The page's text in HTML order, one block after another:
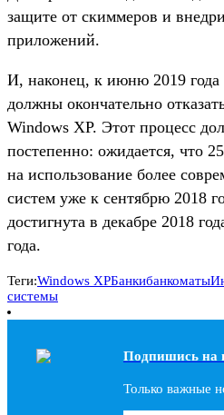
защите от скиммеров и
приложений.
И, наконец, к июню 2019 года
должны окончательно
Windows XP. Этот процесс
постепенно: ожидается, что
на использование более
систем уже к сентябрю 2018
достигнута в декабре 2018
года.
Теги:Windows XPБанкибанкоматы
системы
Подпишись на
Только важные